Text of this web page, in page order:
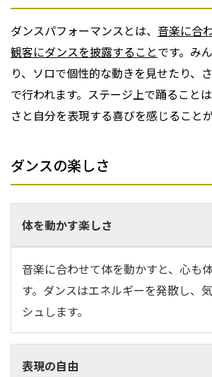
ダンスパフォーマンスとは、 音楽に合
観客にダンスを披露することです。み
り、ソロで個性的な動きを見せたり、
で行われます。ステージ上で踊ること
さと自分を表現する喜びを感じることが
ダンスの楽しさ
体を動かす楽しさ
音楽に合わせて体を動かすと、心も
す。ダンスはエネルギーを発散し、
シュします。
表現の自由